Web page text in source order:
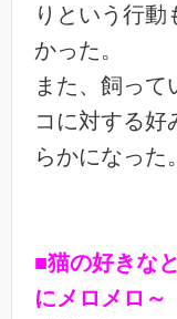
りという行動
かった。
また、飼って
コに対する好
らかになった。
■猫の好きな
にメロメロ～